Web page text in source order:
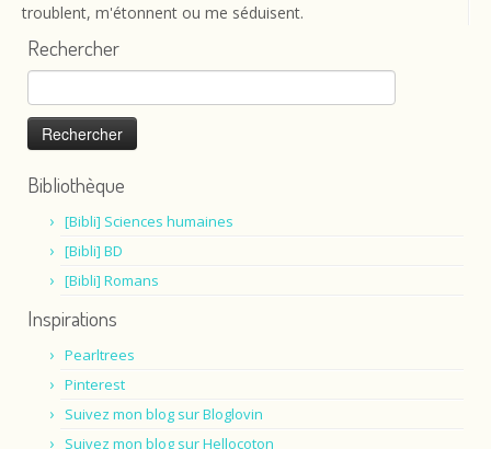
troublent, m'étonnent ou me séduisent.
Rechercher
Rechercher :
Bibliothèque
[Bibli] Sciences humaines
[Bibli] BD
[Bibli] Romans
Inspirations
Pearltrees
Pinterest
Suivez mon blog sur Bloglovin
Suivez mon blog sur Hellocoton